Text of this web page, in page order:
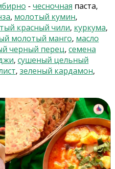
- чесночная паста,
, молотый кумин,
красный чили, куркума,
молотый манго, масло
черный перец, семена
, сушеный цельный
, зеленый кардамон,